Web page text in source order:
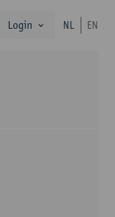
zoekLogin NL EN